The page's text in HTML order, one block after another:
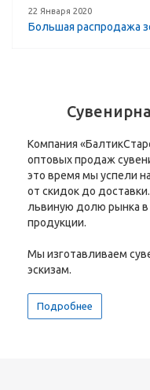
22 Января 2020
Большая распродажа
Компания
оптовых продаж
это время мы успели
от скидок до
львиную долю рынка в
продукции.
Мы изготавливаем
эскизам.
Подробнее